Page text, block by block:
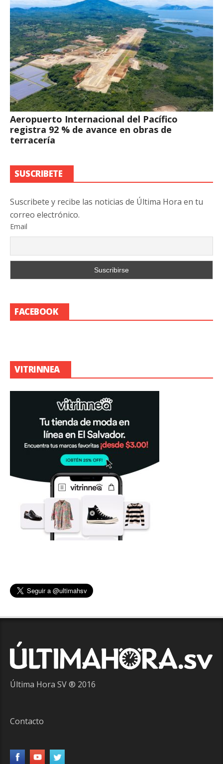
Aeropuerto Internacional del Pacífico
registra 92 % de avance en obras de
terracería
SUSCRIBETE
Suscribete y recibe las noticias de Última Hora en tu
correo electrónico.
Email
FACEBOOK
VITRINNEA
Última Hora SV ® 2016
Contacto